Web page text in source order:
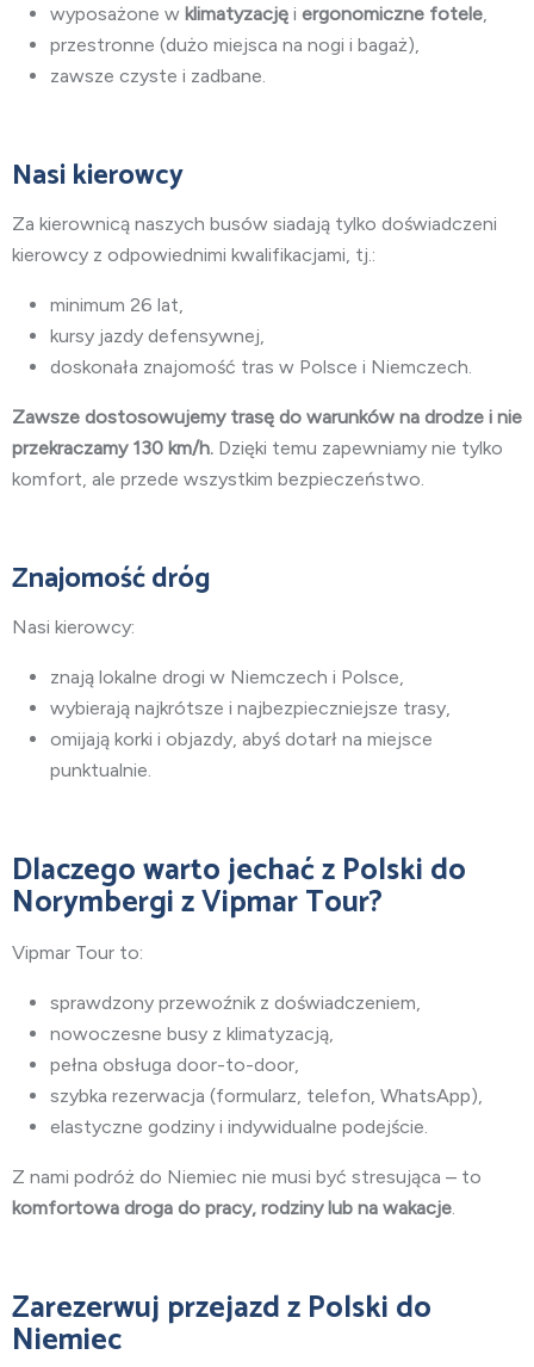
wyposażone w klimatyzację i ergonomiczne fotele
przestronne (dużo miejsca na nogi i bagaż),
zawsze czyste i zadbane.
Nasi kierowcy
Za kierownicą naszych busów siadają tylko doświadczeni
kierowcy z odpowiednimi kwalifikacjami, tj.:
minimum 26 lat,
kursy jazdy defensywnej,
doskonała znajomość tras w Polsce i Niemczech.
Zawsze dostosowujemy trasę do warunków na drodze i nie
przekraczamy 130 km/h. Dzięki temu zapewniamy nie tylko
komfort, ale przede wszystkim bezpieczeństwo.
Znajomość dróg
Nasi kierowcy:
znają lokalne drogi w Niemczech i Polsce,
wybierają najkrótsze i najbezpieczniejsze trasy,
omijają korki i objazdy, abyś dotarł na miejsce
punktualnie.
Dlaczego warto jechaćz Polski do
Norymbergiz Vipmar Tour?
Vipmar Tour to:
sprawdzony przewoźnik z doświadczeniem,
nowoczesne busy z klimatyzacją,
pełna obsługa door-to-door,
szybka rezerwacja (formularz, telefon, WhatsApp),
elastyczne godziny i indywidualne podejście.
Z nami podróż do Niemiec nie musi być stresująca – to
komfortowa droga do pracy, rodziny lub na wakacje
Zarezerwuj przejazd z Polski do
Niemiec